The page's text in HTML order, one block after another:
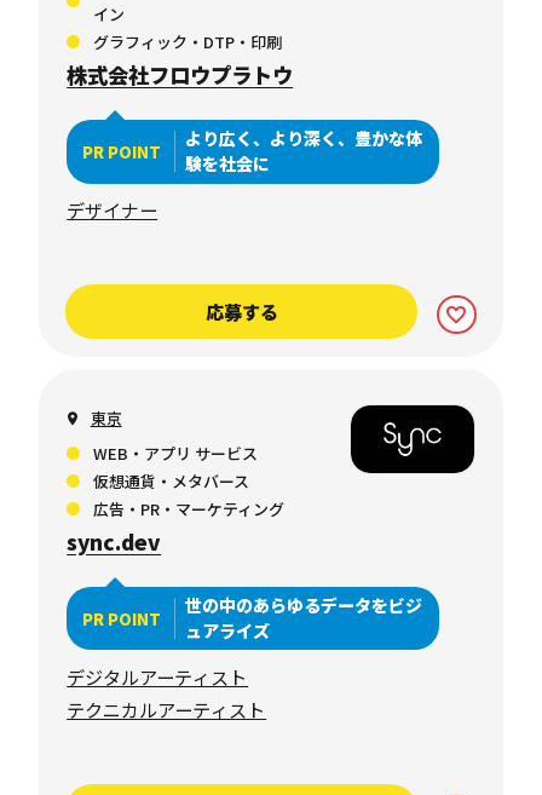
イン
グラフィック・DTP・印刷
株式会社フロウプラトウ
PR POINT
より広く、より深く、豊かな体
験を社会に
デザイナー
応募する
東京
WEB・アプリ サービス
仮想通貨・メタバース
広告・PR・マーケティング
sync.dev
PR POINT
世の中のあらゆるデータをビジ
ュアライズ
デジタルアーティスト
テクニカルアーティスト